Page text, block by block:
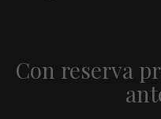
Con reserva